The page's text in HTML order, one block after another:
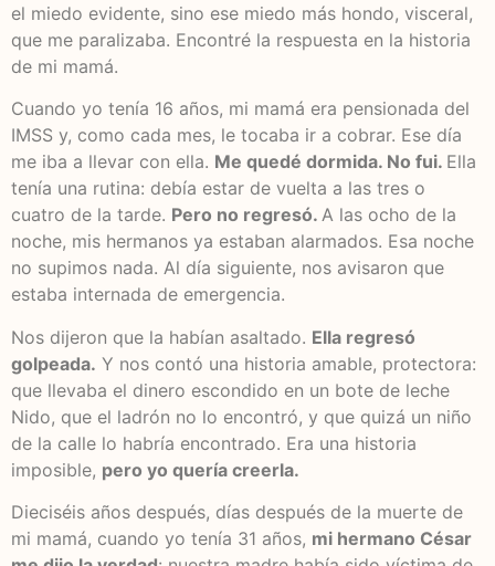
el miedo evidente, sino ese miedo más hondo, visceral,
que me paralizaba. Encontré la respuesta en la historia
de mi mamá.
Cuando yo tenía 16 años, mi mamá era pensionada del
IMSS y, como cada mes, le tocaba ir a cobrar. Ese día
me iba a llevar con ella. Me quedé dormida. No fui. Ella
tenía una rutina: debía estar de vuelta a las tres o
cuatro de la tarde. Pero no regresó. A las ocho de la
noche, mis hermanos ya estaban alarmados. Esa noche
no supimos nada. Al día siguiente, nos avisaron que
estaba internada de emergencia.
Nos dijeron que la habían asaltado. Ella regresó
golpeada. Y nos contó una historia amable, protectora:
que llevaba el dinero escondido en un bote de leche
Nido, que el ladrón no lo encontró, y que quizá un niño
de la calle lo habría encontrado. Era una historia
imposible, pero yo quería creerla.
Dieciséis años después, días después de la muerte de
mi mamá, cuando yo tenía 31 años, mi hermano César